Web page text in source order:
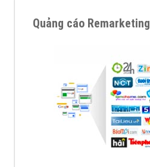
Quảng cáo Remarketing